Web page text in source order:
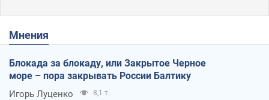
Мнения
Блокада за блокаду, или Закрытое Черное
море – пора закрывать России Балтику
Игорь Луценко 8,1 т.